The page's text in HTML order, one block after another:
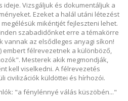
ideje. Vizsgáljuk és dokumentáljuk a
Ezeket a halál utáni létezést
mikéntjét fejleszteni lehet.
szabadidőnket erre a témakörre
vannak az elsődleges anyagi síkon!
embert félrevezetnek a különböző,
Mesterek akik megmondják,
kell viselkedni. A félrevezetés
civilizációk küldöttei és hírhozói.
"a fénylénnyé válás küszöbén..."